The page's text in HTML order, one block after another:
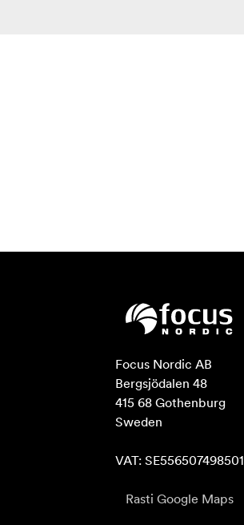
Focus Nordic AB
Bergsjödalen 48
415 68 Gothenburg
Sweden
VAT: SE556507498501
Rasti Google Maps